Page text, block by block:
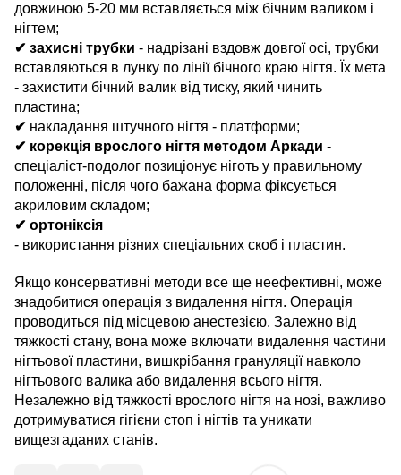
довжиною 5-20 мм вставляється між бічним валиком і
нігтем;
✔ захисні трубки - надрізані вздовж довгої осі, трубки
вставляються в лунку по лінії бічного краю нігтя. Їх мета
- захистити бічний валик від тиску, який чинить
пластина;
✔ накладання штучного нігтя - платформи;
✔ корекція врослого нігтя методом Аркади -
спеціаліст-подолог позиціонує ніготь у правильному
положенні, після чого бажана форма фіксується
акриловим складом;
✔ ортоніксія
- використання різних спеціальних скоб і пластин.
Якщо консервативні методи все ще неефективні, може
знадобитися операція з видалення нігтя. Операція
проводиться під місцевою анестезією. Залежно від
тяжкості стану, вона може включати видалення частини
нігтьової пластини, вишкрібання грануляції навколо
нігтьового валика або видалення всього нігтя.
Незалежно від тяжкості врослого нігтя на нозі, важливо
дотримуватися гігієни стоп і нігтів та уникати
вищезгаданих станів.